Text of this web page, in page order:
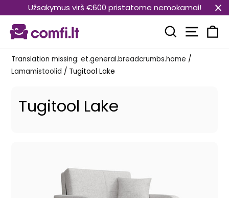
Translation
missing:
et.general.accessibility.skip_to_content
Užsakymus virš €600 pristatome nemokamai!
Translation
Translation missing: et.general.breadcrumbs.home /
Lamamistoolid / Tugitool Lake
Tugitool Lake